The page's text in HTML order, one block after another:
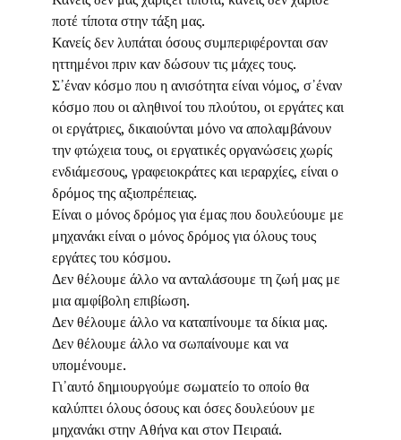
ποτέ τίποτα στην τάξη μας.
Κανείς δεν λυπάται όσους συμπεριφέρονται σαν
ηττημένοι πριν καν δώσουν τις μάχες τους.
Σ᾽έναν κόσμο που η ανισότητα είναι νόμος, σ᾽έναν
κόσμο που οι αληθινοί του πλούτου, οι εργάτες και
οι εργάτριες, δικαιούνται μόνο να απολαμβάνουν
την φτώχεια τους, οι εργατικές οργανώσεις χωρίς
ενδιάμεσους, γραφειοκράτες και ιεραρχίες, είναι ο
δρόμος της αξιοπρέπειας.
Είναι ο μόνος δρόμος για έμας που δουλεύουμε με
μηχανάκι είναι ο μόνος δρόμος για όλους τους
εργάτες του κόσμου.
Δεν θέλουμε άλλο να ανταλάσουμε τη ζωή μας με
μια αμφίβολη επιβίωση.
Δεν θέλουμε άλλο να καταπίνουμε τα δίκια μας.
Δεν θέλουμε άλλο να σωπαίνουμε και να
υπομένουμε.
Γι᾽αυτό δημιουργούμε σωματείο το οποίο θα
καλύπτει όλους όσους και όσες δουλεύουν με
μηχανάκι στην Αθήνα και στον Πειραιά.